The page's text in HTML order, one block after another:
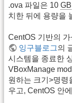
.ova 파일은 10 GB
치한 뒤에 용량을
CentOS 기반의
잉구블로그의
시스템을 종료한
VBoxManage
원하는 크기>명령
우고, CentOS 안